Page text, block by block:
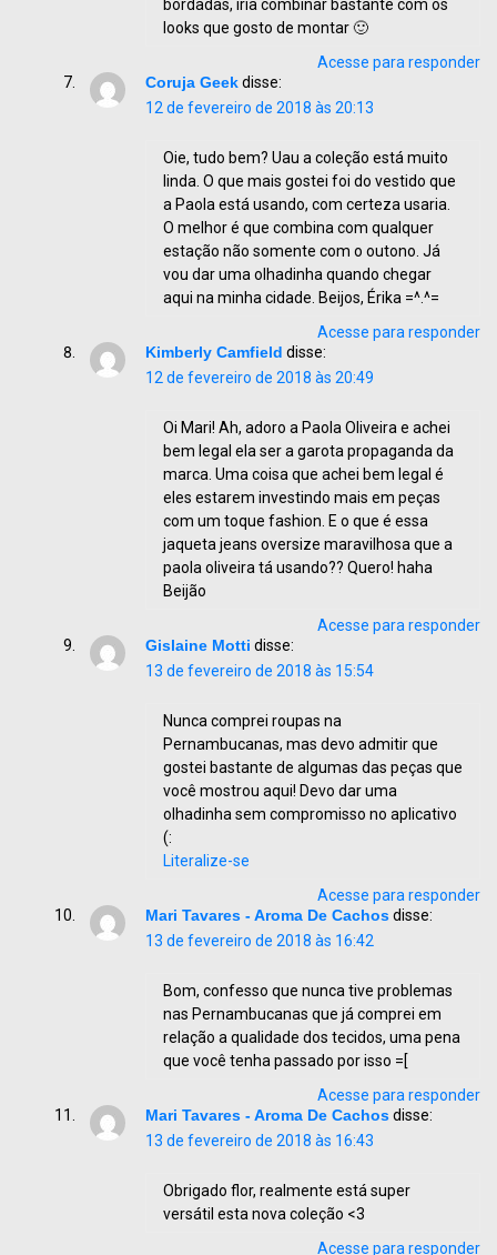
bordadas, iria combinar bastante com os
looks que gosto de montar 🙂
Acesse para responder
Coruja Geekdisse:
12 de fevereiro de 2018 às 20:13
Oie, tudo bem? Uau a coleção está muito
linda. O que mais gostei foi do vestido que
a Paola está usando, com certeza usaria.
O melhor é que combina com qualquer
estação não somente com o outono. Já
vou dar uma olhadinha quando chegar
aqui na minha cidade. Beijos, Érika =^.^=
Acesse para responder
Kimberly Camfield disse:
12 de fevereiro de 2018 às 20:49
Oi Mari! Ah, adoro a Paola Oliveira e achei
bem legal ela ser a garota propaganda da
marca. Uma coisa que achei bem legal é
eles estarem investindo mais em peças
com um toque fashion. E o que é essa
jaqueta jeans oversize maravilhosa que a
paola oliveira tá usando?? Quero! haha
Beijão
Acesse para responder
Gislaine Motti disse:
13 de fevereiro de 2018 às 15:54
Nunca comprei roupas na
Pernambucanas, mas devo admitir que
gostei bastante de algumas das peças que
você mostrou aqui! Devo dar uma
olhadinha sem compromisso no aplicativo
(:
Literalize-se
Acesse para responder
Mari Tavares - Aroma De Cachosdisse:
13 de fevereiro de 2018 às 16:42
Bom, confesso que nunca tive problemas
nas Pernambucanas que já comprei em
relação a qualidade dos tecidos, uma pena
que você tenha passado por isso =[
Acesse para responder
Mari Tavares - Aroma De Cachosdisse:
13 de fevereiro de 2018 às 16:43
Obrigado flor, realmente está super
versátil esta nova coleção <3
Acesse para responder